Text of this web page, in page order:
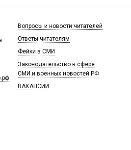
Вопросы и новости читателей
Ответы читателям
Фейки в СМИ
Законодательство в сфере
СМИ и военных новостей РФ
ВАКАНСИИ